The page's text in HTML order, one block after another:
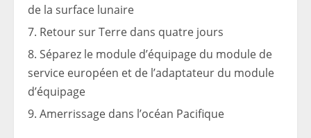
de la surface lunaire
Retour sur Terre dans quatre jours
Séparez le module d’équipage du module de
service européen et de l’adaptateur du module
d’équipage
Amerrissage dans l’océan Pacifique